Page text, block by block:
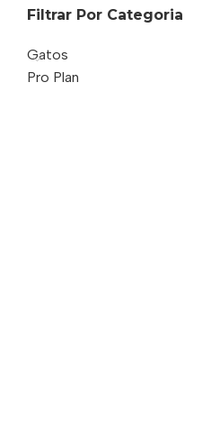
Filtrar Por Categoria
Gatos
Pro Plan